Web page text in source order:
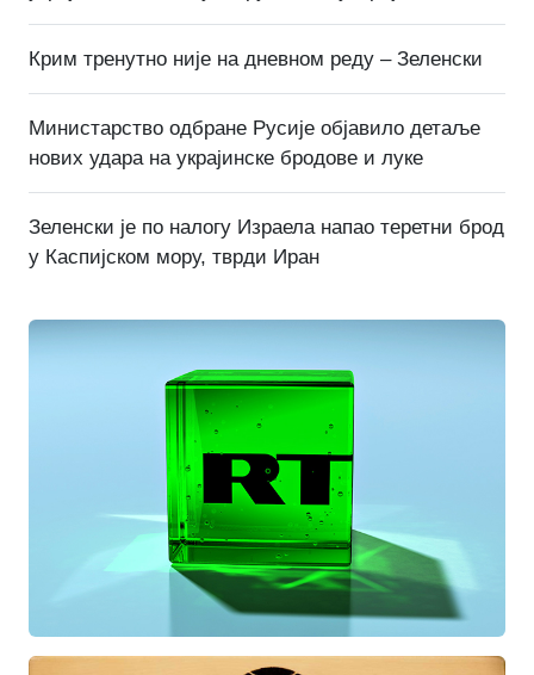
Крим тренутно није на дневном реду – Зеленски
Министарство одбране Русије објавило детаље
нових удара на украјинске бродове и луке
Зеленски је по налогу Израела напао теретни брод
у Каспијском мору, тврди Иран